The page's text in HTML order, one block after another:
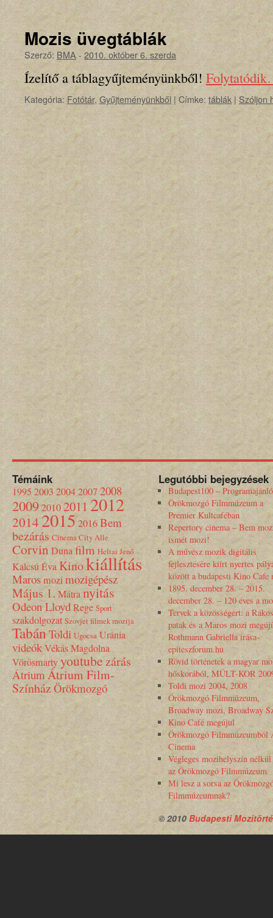
Mozis üvegtáblák
Szerző: BMA -2010. október 6. szerda
Ízelítő a táblagyűjteményünkből!
Kategória: Fotótár, Gyűjteményünkből | Címke: táblák | Szóljon
Témáink
1995 2003 20042007 2008
200920102011 2012
201420152016Bem
bezárás Cinema City Alle
CorvinDunafilm Heltai Jenő
Kalcsú ÉvaKinokiállítás
Marosmozimozigépész
Május 1. Mátranyitás
Odeon LloydRege Sport
szakdolgozat Szovjet filmek mozija
TabánToldi Ugocsa Uránia
videókVékás Magdolna
Vörösmartyyoutubezárás
Átrium Átrium Film-
SzínházÖrökmozgó
Legutóbbi bejegyzések
Budapest100 – Programajánló
Örökmozgó Filmmúzeum a
Premier Kultcaféban
Repertory cinema – Bem
ismét mozi!
A művész mozik digitális
fejlesztésére kiírt nyertes
között a budapesti Kino Cafe
1895. december 28. – 2015.
december 28. – 120 éves a
Tervek a közösségért: a
patak és a Maros mozi
Rothmann Gabriella írása-
epiteszforum.hu
Rövid történetek a magyar
hőskorából, MÚLT-KOR
Toldi mozi 2004, 2008
Örökmozgó Filmmúzeum,
Broadway mozi, Broadway
Kino Café megújul
Örökmozgó Filmmúzeumból
Cinema
Végleges mozihelyszín nélkül
az Örökmozgó Filmmúzeum
Mi lesz a sorsa az
Filmmúzeumnak?
© 2010 Budapesti